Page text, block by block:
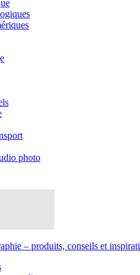
photo
– produits, conseils et